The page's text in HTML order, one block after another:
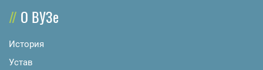
О ВУЗе
История
Устав